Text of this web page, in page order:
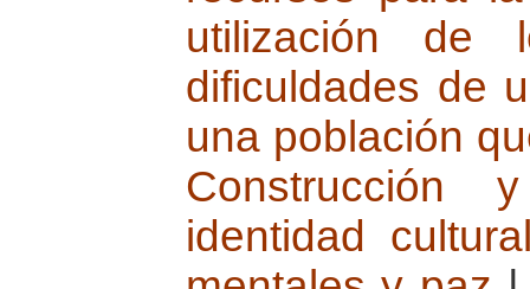
utilización de
dificuldades de
una población
Construcción
identidad